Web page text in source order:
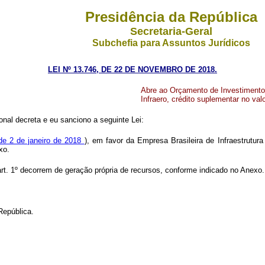
Presidência da República
Secretaria-Geral
Subchefia para Assuntos Jurídicos
LEI Nº 13.746, DE 22 DE NOVEMBRO DE 2018.
Abre ao Orçamento de
Infraero, crédito suplementar no
decreta e eu sanciono a seguinte Lei:
2 de janeiro de 2018 ), em favor da Empresa Brasileira de
1º decorrem de geração própria de recursos, conforme indicado no Anexo.